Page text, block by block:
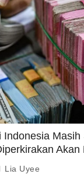
Indonesia Masih
Akan
Lia Uyee